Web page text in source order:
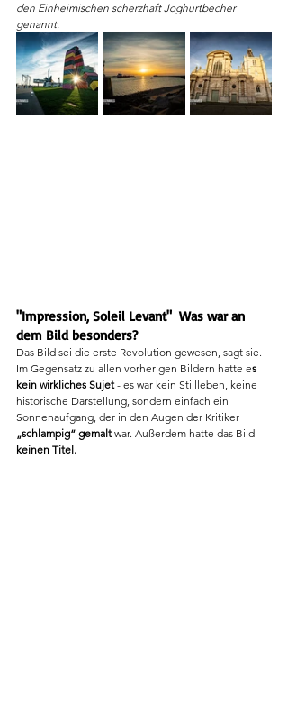
den Einheimischen scherzhaft Joghurtbecher
genannt.
"Impression, Soleil Levant"  Was war an
dem Bild besonders?
Das Bild sei die erste Revolution gewesen, sagt sie.
Im Gegensatz zu allen vorherigen Bildern hatte es
kein wirkliches Sujet - es war kein Stillleben, keine
historische Darstellung, sondern einfach ein
Sonnenaufgang, der in den Augen der Kritiker
„schlampig“ gemalt war. Außerdem hatte das Bild
keinen Titel.